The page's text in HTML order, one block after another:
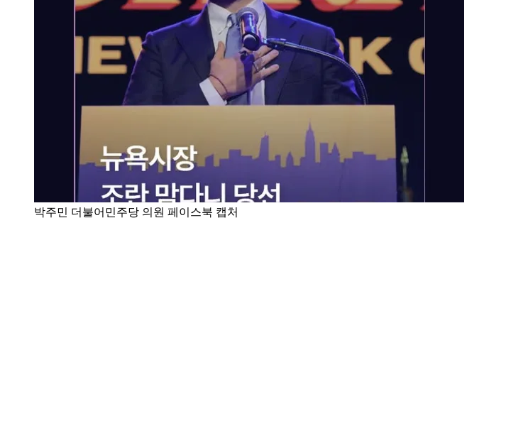
박주민 더불어민주당 의원 페이스북 캡처